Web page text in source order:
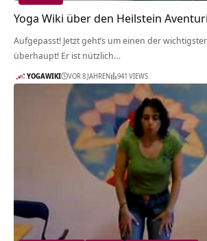
Yoga Wiki über den Heilstein
Aufgepasst! Jetzt geht’s um einen der
überhaupt! Er ist nützlich…
YOGAWIKI VOR 8 JAHREN 941 VIEWS